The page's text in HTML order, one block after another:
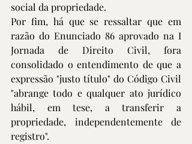
social da propriedade.
Por fim, há que se ressaltar que em
razão do Enunciado 86 aprovado na I
Jornada de Direito Civil, fora
consolidado o entendimento de que a
expressão "justo título" do Código Civil
"abrange todo e qualquer ato jurídico
hábil, em tese, a transferir a
propriedade, independentemente de
registro".